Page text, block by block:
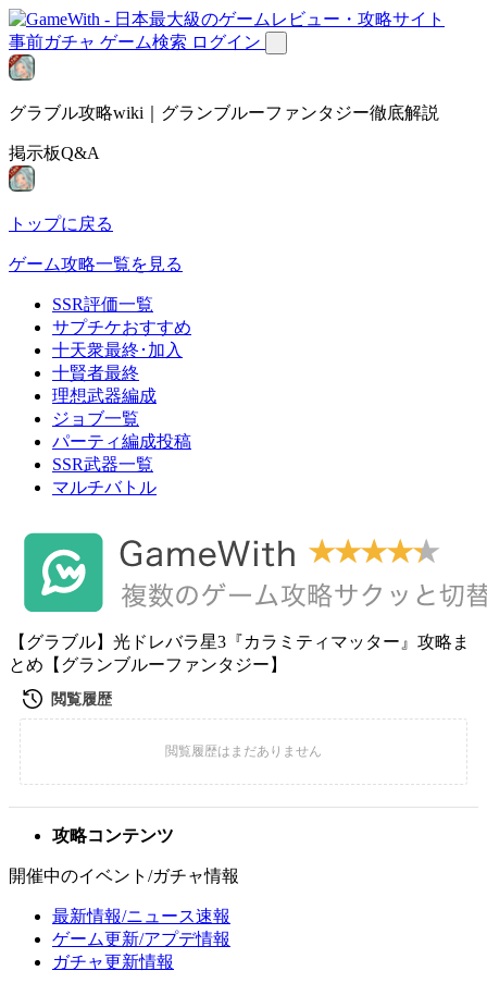
事前ガチャ ゲーム検索 ログイン
グラブル攻略wiki｜グランブルーファンタジー徹底解説
掲示板Q&A
トップに戻る
ゲーム攻略一覧を見る
SSR評価一覧
サプチケおすすめ
十天衆最終･加入
十賢者最終
理想武器編成
ジョブ一覧
パーティ編成投稿
SSR武器一覧
マルチバトル
【グラブル】光ドレバラ星3『カラミティマッター』攻略ま
とめ【グランブルーファンタジー】
攻略コンテンツ
開催中のイベント/ガチャ情報
最新情報/ニュース速報
ゲーム更新/アプデ情報
ガチャ更新情報